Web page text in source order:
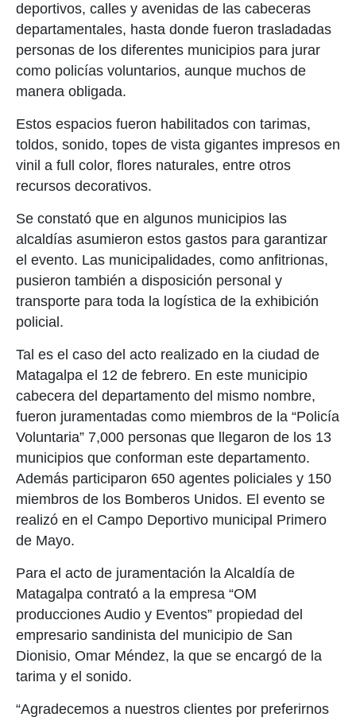
deportivos, calles y avenidas de las cabeceras
departamentales, hasta donde fueron trasladadas
personas de los diferentes municipios para jurar
como policías voluntarios, aunque muchos de
manera obligada.
Estos espacios fueron habilitados con tarimas,
toldos, sonido, topes de vista gigantes impresos en
vinil a full color, flores naturales, entre otros
recursos decorativos.
Se constató que en algunos municipios las
alcaldías asumieron estos gastos para garantizar
el evento. Las municipalidades, como anfitrionas,
pusieron también a disposición personal y
transporte para toda la logística de la exhibición
policial.
Tal es el caso del acto realizado en la ciudad de
Matagalpa el 12 de febrero. En este municipio
cabecera del departamento del mismo nombre,
fueron juramentadas como miembros de la “Policía
Voluntaria” 7,000 personas que llegaron de los 13
municipios que conforman este departamento.
Además participaron 650 agentes policiales y 150
miembros de los Bomberos Unidos. El evento se
realizó en el Campo Deportivo municipal Primero
de Mayo.
Para el acto de juramentación la Alcaldía de
Matagalpa contrató a la empresa “OM
producciones Audio y Eventos” propiedad del
empresario sandinista del municipio de San
Dionisio, Omar Méndez, la que se encargó de la
tarima y el sonido.
“Agradecemos a nuestros clientes por preferirnos